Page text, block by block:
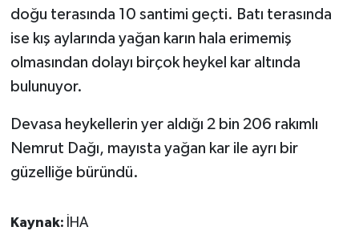
doğu terasında 10 santimi geçti. Batı terasında
ise kış aylarında yağan karın hala erimemiş
olmasından dolayı birçok heykel kar altında
bulunuyor.
Devasa heykellerin yer aldığı 2 bin 206 rakımlı
Nemrut Dağı, mayısta yağan kar ile ayrı bir
güzelliğe büründü.
Kaynak: İHA
KURDÎ
Sağlık & Yaşam
Spor